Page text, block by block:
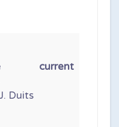
current
Duits